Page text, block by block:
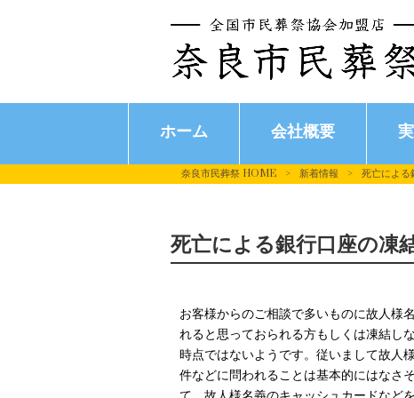
ホーム 会社概要
奈良市民葬祭 HOME > 新着情報 > 死亡による
死亡による銀行口座の凍
お客様からのご相談で多いものに故人様
れると思っておられる方もしくは凍結し
時点ではないようです。従いまして故人
件などに問われることは基本的にはなさ